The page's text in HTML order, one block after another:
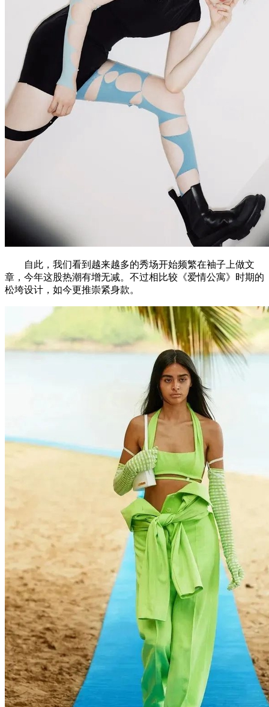
自此，我们看到越来越多的秀场开始频繁在袖子上做文
章，今年这股热潮有增无减。不过相比较《爱情公寓》时期的
松垮设计，如今更推崇紧身款。